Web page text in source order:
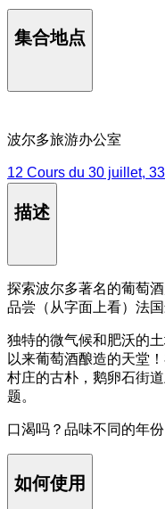
集合地点
波尔多旅游办公室
12 Cours du 30 juillet,
描述
探索波尔多著名的葡萄
品尝（从字面上看）法国
独特的微气候和肥沃的
以来葡萄酒酿造的天堂
村庄的古朴，鹅卵石街
题。
口渴吗？品味不同的年
如何使用